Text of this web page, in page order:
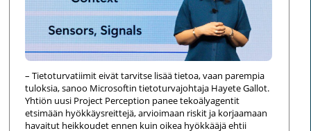
– Tietoturvatiimit eivät tarvitse lisää tietoa, vaan parempia
tuloksia, sanoo Microsoftin tietoturvajohtaja Hayete Gallot.
Yhtiön uusi Project Perception panee tekoälyagentit
etsimään hyökkäysreittejä, arvioimaan riskit ja korjaamaan
havaitut heikkoudet ennen kuin oikea hyökkääjä ehtii